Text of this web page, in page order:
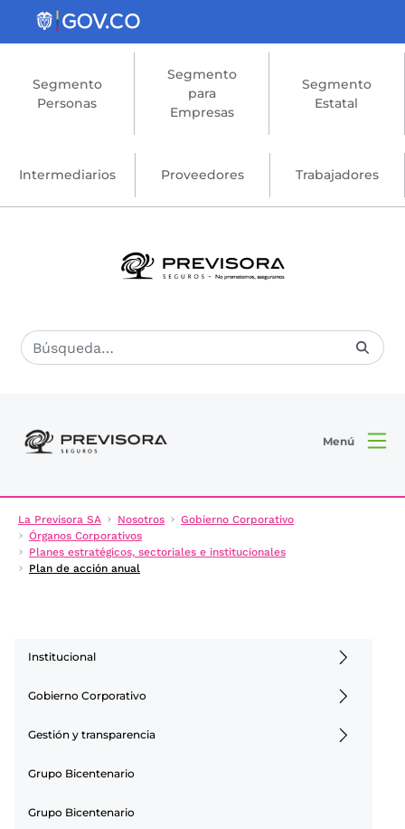
Saltar al contenido principal
Segmento
Personas
Segmento
para
Empresas
Segmento
Estatal
Intermediarios Proveedores Trabajadores
Menú
La Previsora SA Nosotros
Gobierno Corporativo
Órganos Corporativos
Planes estratégicos, sectoriales e institucionales
Plan de acción anual
Institucional
Gobierno Corporativo
Gestión y transparencia
Grupo Bicentenario
Grupo Bicentenario